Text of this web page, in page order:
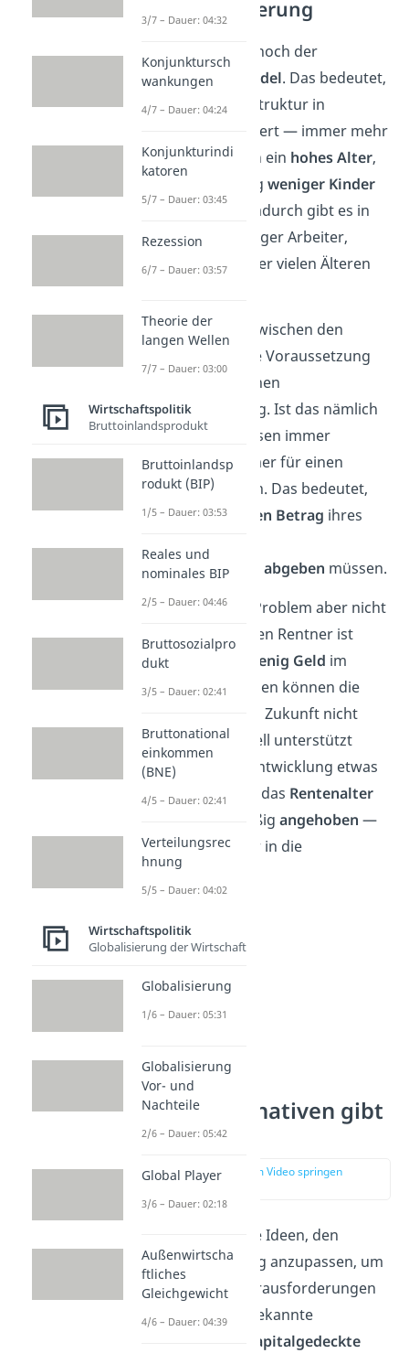
als Herausforderung
Außerdem wäre da noch der
demografische Wandel. Das bedeutet,
dass sich die Altersstruktur in
Deutschland verändert — immer mehr
Menschen erreichen ein hohes Alter,
während gleichzeitigweniger Kinder
geboren werden. Dadurch gibt es in
Zukunft immer weniger Arbeiter,
welche die Renten der vielen Älteren
finanzieren können.
EinGleichgewicht
zwischen den
Beiden ist jedoch die Voraussetzung
für einen erfolgreichen
Generationenvertrag. Ist das nämlich
nicht gegeben, müssen immer
weniger Arbeitnehmer für einen
Rentner aufkommen. Das bedeutet,
dass sie einengroßen Betrag ihres
Rentenversicherungabgeben müssen.
Allein damit ist das Problem aber nicht
gelöst — für die vielen Rentner ist
trotzdem noch
zu wenig Geld im
Rententopf. Deswegen können die
älteren Menschen in Zukunft nicht
mehr so gut finanziell unterstützt
werden. Um diese Entwicklung etwas
einzudämmen, wird das Rentenalter
seit Jahren regelmäßigangehoben —
so zahlt jeder länger in die
Rentenkasse ein.
Welche Alternativen gibt
es?
zur Stelle im Video springen
(02:35)
Es gibt verschiedene Ideen, den
Generationenvertrag anzupassen, um
auf die heutigen Herausforderungen
zu reagieren. Eine bekannte
kapitalgedeckte
3/7 – Dauer: 04:32
Konjunktursch
wankungen
4/7 – Dauer: 04:24
Konjunkturindi
katoren
5/7 – Dauer: 03:45
Rezession
6/7 – Dauer: 03:57
Theorie der
langen Wellen
7/7 – Dauer: 03:00
Wirtschaftspolitik
Bruttoinlandsprodukt
Bruttoinlandsp
rodukt (BIP)
1/5 – Dauer: 03:53
Reales und
nominales BIP
2/5 – Dauer: 04:46
Bruttosozialpro
dukt
3/5 – Dauer: 02:41
Bruttonational
einkommen
(BNE)
4/5 – Dauer: 02:41
Verteilungsrec
hnung
5/5 – Dauer: 04:02
Wirtschaftspolitik
Globalisierung der Wirtschaft
Globalisierung
1/6 – Dauer: 05:31
Globalisierung
Vor- und
Nachteile
2/6 – Dauer: 05:42
Global Player
3/6 – Dauer: 02:18
Außenwirtscha
ftliches
Gleichgewicht
4/6 – Dauer: 04:39